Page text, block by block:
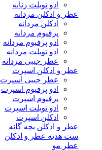
ادو تویلت زنانه
عطر و ادکلن مردانه
ادکلن مردانه
پرفیوم مردانه
ادو پرفیوم مردانه
ادو تویلت مردانه
عطر جیبی مردانه
عطر و ادکلن اسپرت
عطر جیبی اسپرت
ادو پرفیوم اسپرت
پرفیوم اسپرت
ادو تویلت اسپرت
ادکلن اسپرت
عطر و ادکلن بچه گانه
ست هدیه عطر و ادکلن
عطر مو